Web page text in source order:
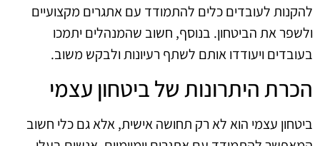
להקנות לעובדים כלים להתמודד עם אתגרים מקצועיים
ולשפר את הביטחון. בנוסף, חשוב שהמנהלים יתמכו
בעובדים ויעודדו אותם לשתף רעיונות ולבקש משוב.
הכרת היתרונות של ביטחון עצמי
ביטחון עצמי הוא לא רק תחושה אישית, אלא גם כלי חשוב